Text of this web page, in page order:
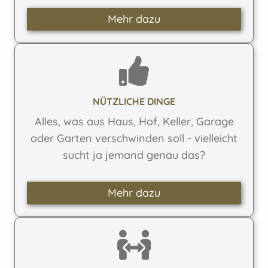
Mehr dazu
NÜTZLICHE DINGE
Alles, was aus Haus, Hof, Keller, Garage
oder Garten verschwinden soll - vielleicht
sucht ja jemand genau das?
Mehr dazu